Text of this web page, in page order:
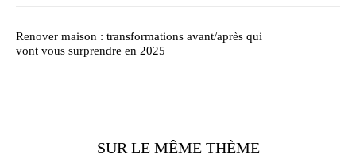
Renover maison : transformations avant/après qui
vont vous surprendre en 2025
SUR LE MÊME THÈME